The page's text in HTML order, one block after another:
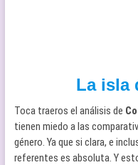
La isla
Toca traeros el análisis de
tienen miedo a las
género. Ya que si clara, e
referentes es absoluta. Y